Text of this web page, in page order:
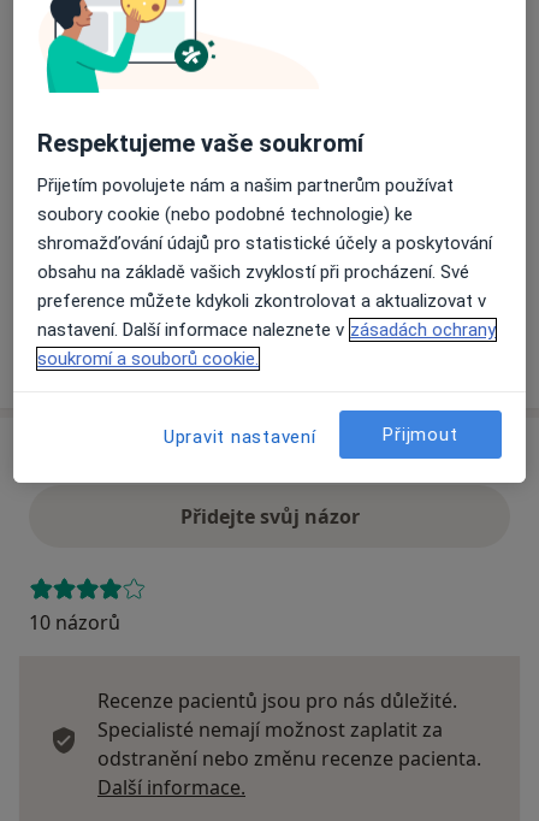
Přiblížit mapu
Na této adrese online kalendář není aktivní
Co mám v takové situaci udělat?
Způsoby platby (soukromé návštěvy)
Na teto adrese lékař přijímá pacienty na pojišťovnu
Detaily
Více
Přidejte svůj názor
10 názorů
Recenze pacientů jsou pro nás důležité.
Specialisté nemají možnost zaplatit za
odstranění nebo změnu recenze pacienta.
Další informace.
Respektujeme vaše soukromí
Přijetím povolujete nám a našim partnerům používat
soubory cookie (nebo podobné technologie) ke
shromažďování údajů pro statistické účely a poskytování
obsahu na základě vašich zvyklostí při procházení. Své
preference můžete kdykoli zkontrolovat a aktualizovat v
nastavení. Další informace naleznete v zásadách ochrany
soukromí a souborů cookie.
Upravit nastavení Přijmout